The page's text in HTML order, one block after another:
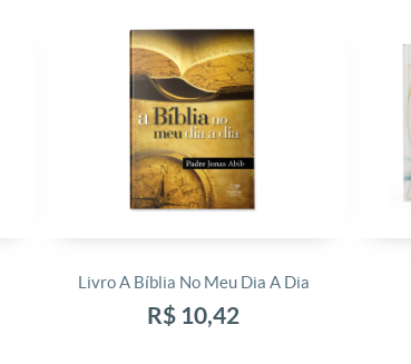
Livro A Bíblia No Meu Dia A Dia
R$ 10,42